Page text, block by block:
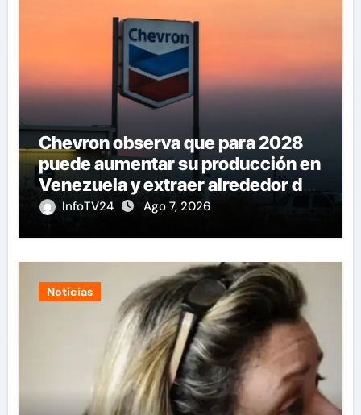
Chevron observa que para 2028
puede aumentar su producción en
Venezuela y extraer alrededor de
420.000 barriles diarios
InfoTV24 Ago 7, 2026
Noticias